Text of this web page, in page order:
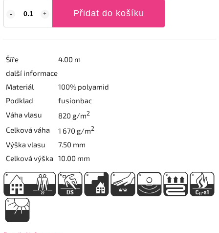
Přidat do košíku
Šíře
4.00 m
další informace
Materiál
100% polyamid
Podklad
fusionbac
Váha vlasu
820 g/m2
Celková váha 1 670 g/m2
Výška vlasu
7.50 mm
Celková výška 10.00 mm